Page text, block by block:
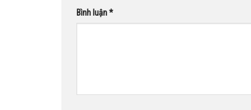
Bình luận*